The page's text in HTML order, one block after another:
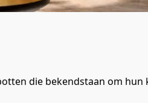
die bekendstaan om hun